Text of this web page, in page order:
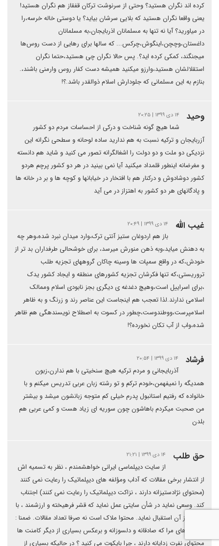
کرده اند نگران هستید؟ وحتی از سرنوشت ترکان قفقاز هم نگران هستید!
یعنی واقعا نگران هستید که بلایی سرشان بیاید؟ یا دوستی خاله خرسه،را
در میاورید؟ آیا نه تنها به مسلمانان اذربایجان،به مسلمانان
داغستان،وچچن،اینگوش،چرکس... که سالها برای رهایی از دست روس‌ها
میجنگند، کمکی کرده اید؟. پس حالا نگران چی هستید،حتما نگران
استقلالشان هستید،وارزو میکنید همیشه دست کفار روس وارمنی باشند،.
بنازم به این مسلمانی که جلودارش اسلام ذوالقدر باشد.؟!
وحید ۱۴ دی ۱۳۹۹ | ۲۰:۲۵
شما هیچ گونه شناخت و درکی از احساسات مردم دو کشور
آزربایجان و ترکیه نسبت به هم ندارید ساده لوحانه و سطحی نگرانه این
نزدیکی دو ملت و دو دولت را اشغالگرانه تصور می کنید و شاید هم دانسته
و مغرضانه اینطور قلمداد میکنید آیا نمی بینید در هر دو کشور پرچم هردو
کشور دوشادوش و درکنار هم با افتخار در خیابانها و کوچه ها و بر در خانه ها
و پادگانهای هر دو کشور به اهتزاز در می آید
غیب الله ۱۴ دی ۱۳۹۹ | ۲۰:۴۹
باز هم اردوغان ستیز آنتی ترک،وارد میدان نبرد شده،وهر چه
به دهنش میاید،وبه ذهن منورش میرسد، برای خوشحالی طرفداران بد تر از
خودش،که در واقع سمپات ها وسینه چاکان گروههای تجزیه طلب
تروریستی،که تنها فکرشان تجزیه کشورهای منطقه و ایجاد کشور یدک
،برای اسراییل است،وهیچ دغدغه ی دیگری بجز نابودی اسلام وممالک
اسلامی ندارند.لذا تعجب هم اینجاست این عناصر رند و زرنگ و به ظاهر
اسلامپرست،ووطندوست،چطور در کسوت به اصطلاح نویسندهگی هم ظاهر
شده،واب از آب تکان نخورده؟!
فرشاد ۱۴ دی ۱۳۹۹ | ۲۰:۵۴
آذربایجانی و مردم ترکیه هیچ سنخیتی با هم ندارن،زبون
همدیگه را نمیفهمن،خودم ترکم و تو رشته زبان عربی تدریس میکنم و با
خانواده که رفتیم استانبول پدرم خیلی کم متوجه زبانشون میشد و بیشتر
من صحبت میکردم باهاشون چون سوریه ای زیاد هست و کمی عربی هم
بلدن
حق طلب ۱۴ دی ۱۳۹۹ | ۲۱:۲۱
از سایت دیپلماسی ایرانی خواهشمندم ، نظر به تسمیه اش
از انتشار برخی مقالات که آداب ومؤلفه های دیپلماتیک را رعایت نمی کنند
(محتوای نژادستیزانه دارند ، نزاکت دیپلماتیک را رعایت نمی کنند) اجتناب
کند. وسعی نماید در شأن سایتی عمل نماید که قشر فرهیخته و ارزشمند ، با
احترام از آن استقبال نماید. محتوا ملاک است نه صرفا تعداد مقالات. ضمنا :
کامنت های مرا که صادقانه و دلسوزانه و برعکس بسیاری از دیگر کامنت ها
محتوای نفرت زدایانه دارند ، چرا بایکوت می کنید ؟ در حالیکه بسیاری از